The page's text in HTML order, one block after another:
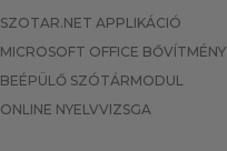
SZOTAR.NET APPLIKÁCIÓ
MICROSOFT OFFICE BŐVÍTMÉNY
BEÉPÜLŐ SZÓTÁRMODUL
ONLINE NYELVVIZSGA